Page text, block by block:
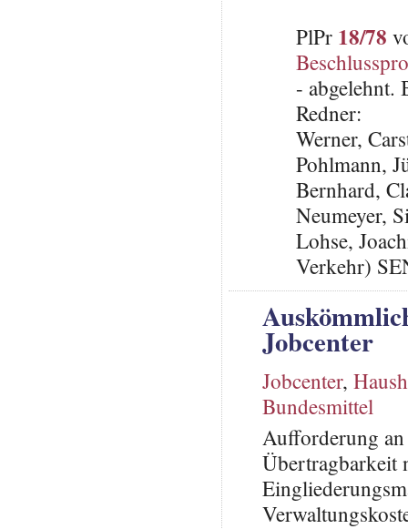
PlPr 18/78
- abgelehnt.
Redner:
Werner,
Pohlmann,
Bernhard,
Neumeyer,
Lohse,
Verkehr)
Jobcenter
Jobcenter,
Bundesmittel
Aufforderung an
Übertragbarkeit